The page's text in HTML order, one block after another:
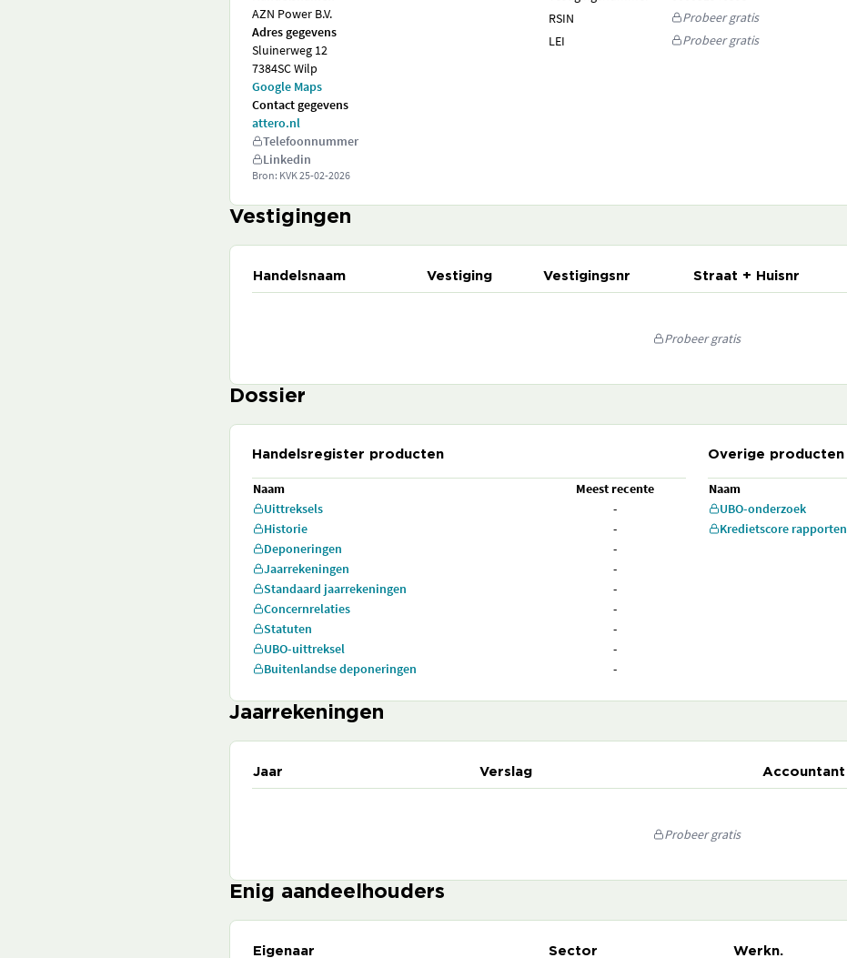
AZN Power B.V.
Adres gegevens
Sluinerweg 12
7384SC Wilp
Google Maps
Contact gegevens
attero.nl
Telefoonnummer
Linkedin
Bron: KVK25-02-2026
RSIN
Probeer gratis
LEI
Probeer gratis
Vestigingen
Handelsnaam Vestiging Vestigingsnr Straat + Huisnr
Probeer gratis
Dossier
Handelsregister producten
Naam
Meest recente
Uittreksels
-
Historie
-
Deponeringen
-
Jaarrekeningen
-
Standaard jaarrekeningen
-
Concernrelaties
-
Statuten
-
UBO-uittreksel
-
Buitenlandse deponeringen
-
Overige producten
Naam
UBO-onderzoek
Kredietscore rapporten
Jaarrekeningen
Jaar Verslag Accountant
Probeer gratis
Enig aandeelhouders
Eigenaar Sector Werkn.